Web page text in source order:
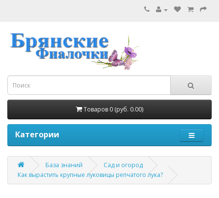
Товаров 0 (руб. 0.00)
Категории
База знаний
Сад и огород
Как вырастить крупные луковицы репчатого лука?